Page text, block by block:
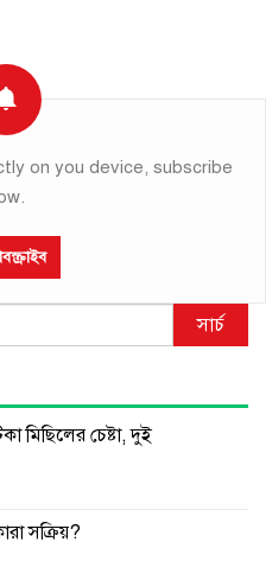
on you device, subscribe
সার্চ
মিছিলের চেষ্টা, দুই
সক্রিয়?